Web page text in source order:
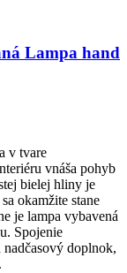
Lampa hand
v tvare
vnáša pohyb
bielej hliny je
okamžite stane
je lampa vybavená
Spojenie
doplnok,